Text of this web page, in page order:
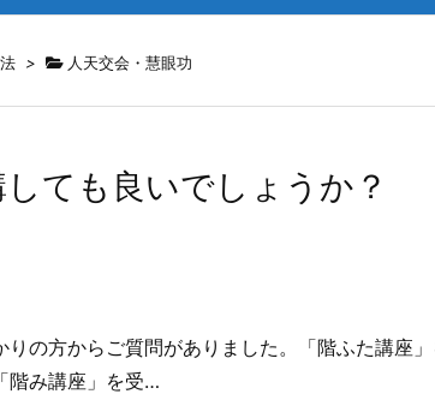
> 人天交会・慧眼功
しても良いでしょうか？
りの方からご質問がありました。「階ふた講座
階み講座」を受…